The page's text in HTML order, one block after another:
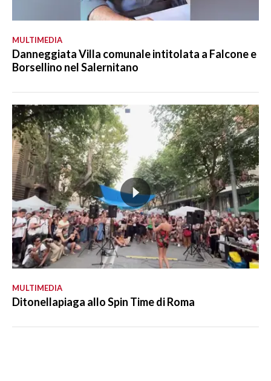
MULTIMEDIA
Danneggiata Villa comunale intitolata a Falcone e
Borsellino nel Salernitano
MULTIMEDIA
Ditonellapiaga allo Spin Time di Roma